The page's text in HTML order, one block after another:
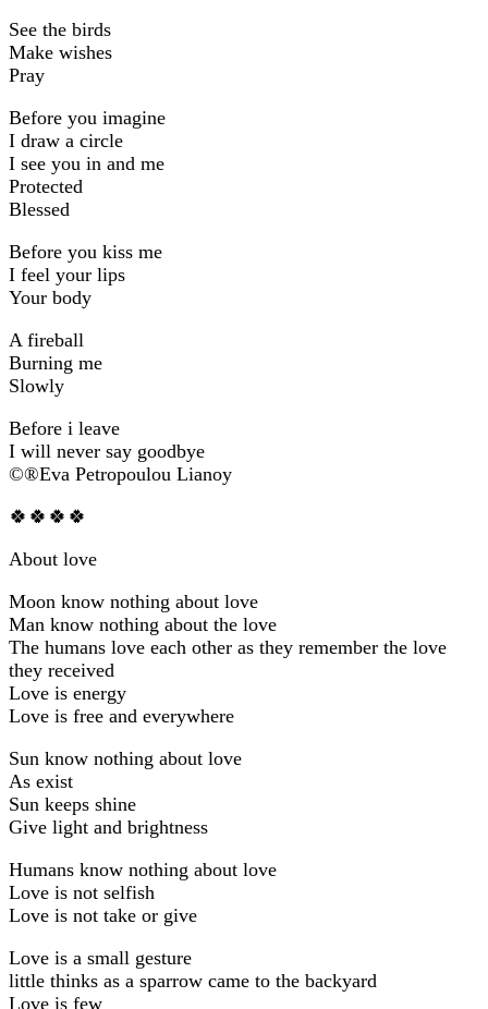
See the birds
Make wishes
Pray
Before you imagine
I draw a circle
I see you in and me
Protected
Blessed
Before you kiss me
I feel your lips
Your body
A fireball
Burning me
Slowly
Before i leave
I will never say goodbye
©®Eva Petropoulou Lianoy
🍀🍀🍀🍀
Αbout love
Moon know nothing about love
Man know nothing about the love
The humans love each other as they remember the love
they received
Love is energy
Love is free and everywhere
Sun know nothing about love
As exist
Sun keeps shine
Give light and brightness
Humans know nothing about love
Love is not selfish
Love is not take or give
Love is a small gesture
little thinks as a sparrow came to the backyard
Love is few